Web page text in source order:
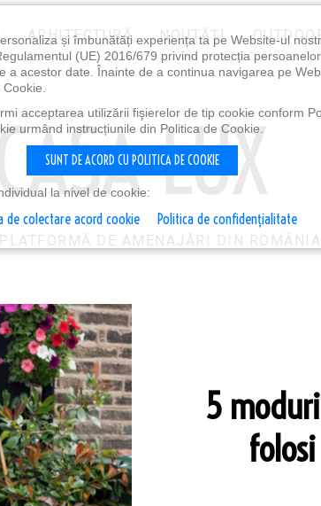
ARHITECTURĂ NOUTĂȚI
DE AMENAJĂRI DIN ROMÂNIA
5
și îmbunătăți experiența ta pe Website-ul
(UE) 2016/679 privind protecția
a acestor date. Înainte de a continua navigarea pe
acceptarea utilizării fişierelor de tip cookie conform
urmând instrucțiunile din Politica de Cookie.
SUNT DE ACORD CU POLITICA DE COOKIE
la nivel de cookie:
de colectare acord cookie Politica de confidențialitate